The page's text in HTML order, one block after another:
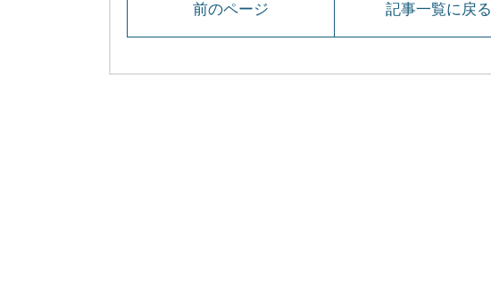
前のページ 記事一覧に戻る